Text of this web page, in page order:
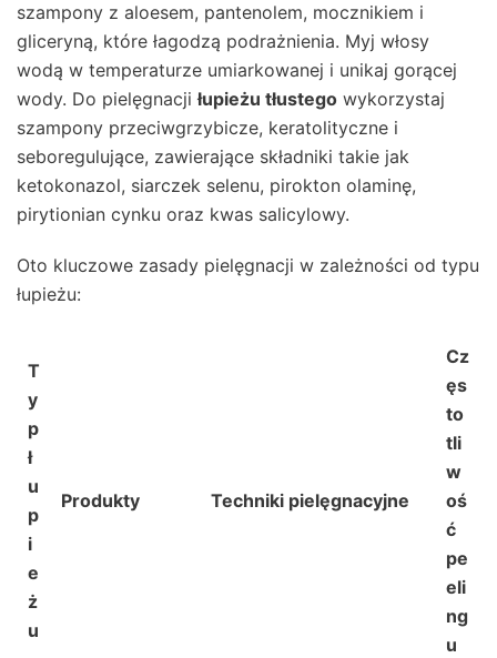
szampony z aloesem, pantenolem, mocznikiem i
gliceryną, które łagodzą podrażnienia. Myj włosy
wodą w temperaturze umiarkowanej i unikaj gorącej
wody. Do pielęgnacjiłupieżu tłustego wykorzystaj
szampony przeciwgrzybicze, keratolityczne i
seboregulujące, zawierające składniki takie jak
ketokonazol, siarczek selenu, pirokton olaminę,
pirytionian cynku oraz kwas salicylowy.
Oto kluczowe zasady pielęgnacji w zależności od typu
łupieżu:
T
y
p
ł
u
p
i
e
ż
u
Produkty Techniki pielęgnacyjne
Cz
ęs
to
tli
w
oś
ć
pe
eli
ng
u